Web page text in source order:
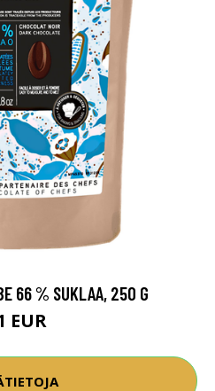
66 % SUKLAA, 250 G
EUR